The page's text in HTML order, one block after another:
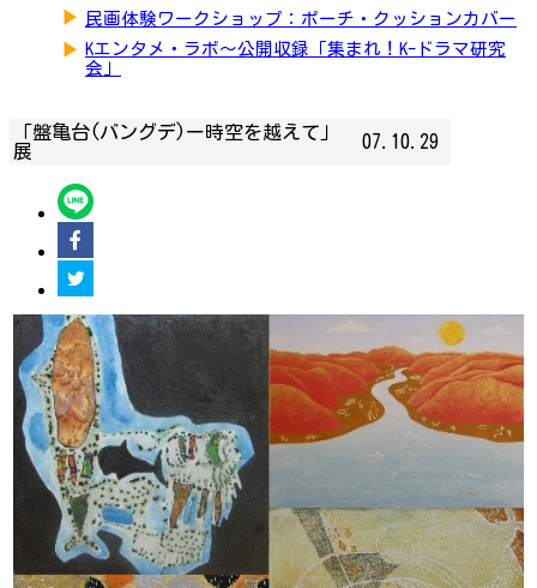
▶ 民画体験ワークショップ：ポーチ・クッションカバー
▶ Kエンタメ・ラボ～公開収録「集まれ！K-ドラマ研究
会」
「盤亀台(バングデ)ー時空を越えて」
展
07.10.29